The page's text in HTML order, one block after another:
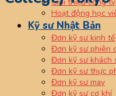
Hoạt động học
Kỹ sư Nhật Bản
Đơn kỹ sư kinh tế
Đơn kỹ sư phiên
Đơn kỹ sư khách
Đơn kỹ sư thực
Đơn kỹ sư may
Đơn kỹ sư cơ khí